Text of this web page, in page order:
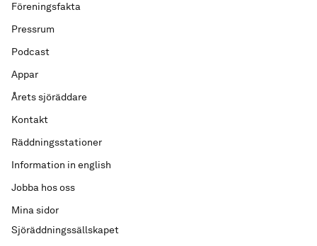
Sjöräddningssällskapet
Föreningsfakta
Pressrum
Podcast
Appar
Årets sjöräddare
Kontakt
Räddningsstationer
Information in english
Jobba hos oss
Mina sidor